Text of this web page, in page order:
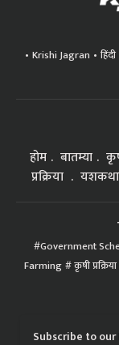
Krishi Jagran हिंदी
होम बातम्या
प्रक्रिया
यशकथा
Government
Farming कृषी प्रक्रिया
Subscribe to